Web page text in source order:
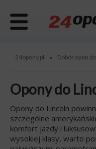
24opony.pl • Dobór opon
Opony do
Opony do Lincoln
szczególne
komfort jazdy i
wysokiej klasy, warto